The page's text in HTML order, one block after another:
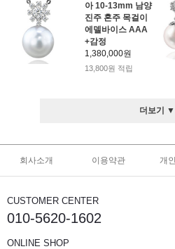
아 10-13mm 남양
진주 혼주 목걸이
에델바이스 AAA
+감정
1,380,000원
13,800원 적립
더보기 ▼
회사소개 이용약관 개
CUSTOMER CENTER
010-5620-1602
ONLINE SHOP